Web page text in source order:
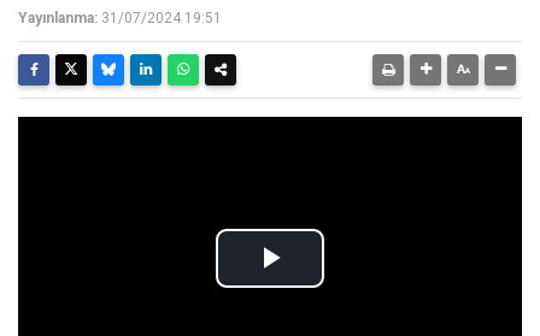
Yayınlanma: 31/07/2024 19:51